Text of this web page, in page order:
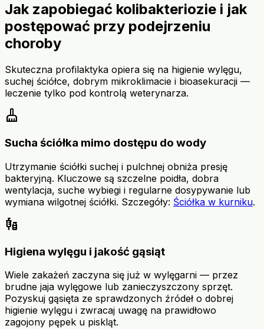
Jak zapobiegać kolibakteriozie i jak
postępować przy podejrzeniu
choroby
Skuteczna profilaktyka opiera się na higienie wylęgu,
suchej ściółce, dobrym mikroklimacie i bioasekuracji —
leczenie tylko pod kontrolą weterynarza.
cleaning_services
Sucha ściółka mimo dostępu do wody
Utrzymanie ściółki suchej i pulchnej obniża presję
bakteryjną. Kluczowe są szczelne poidła, dobra
wentylacja, suche wybiegi i regularne dosypywanie lub
wymiana wilgotnej ściółki. Szczegóły: Ściółka w kurniku.
vaccines
Higiena wylęgu i jakość gąsiąt
Wiele zakażeń zaczyna się już w wylęgarni — przez
brudne jaja wylęgowe lub zanieczyszczony sprzęt.
Pozyskuj gąsięta ze sprawdzonych źródeł o dobrej
higienie wylęgu i zwracaj uwagę na prawidłowo
zagojony pępek u piskląt.